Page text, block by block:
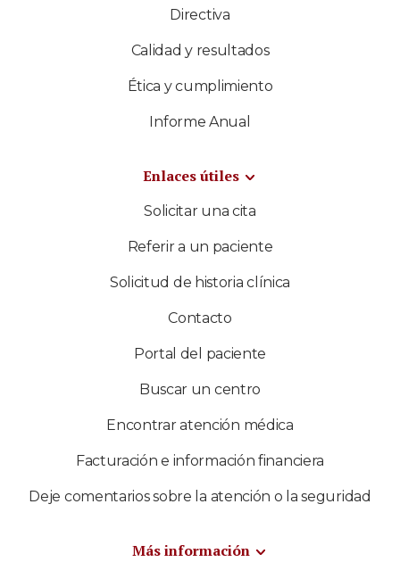
Directiva
Calidad y resultados
Ética y cumplimiento
Informe Anual
Enlaces útiles
Solicitar una cita
Referir a un paciente
Solicitud de historia clínica
Contacto
Portal del paciente
Buscar un centro
Encontrar atención médica
Facturación e información financiera
Deje comentarios sobre la atención o la seguridad
Más información